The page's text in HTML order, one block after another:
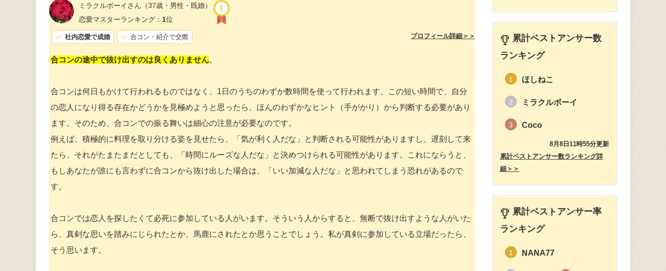
ミラクルボーイさん （37歳・男性・既婚）
恋愛マスターランキング： 1位
社内恋愛で成婚 合コン・紹介で交際 プロフィール詳細＞＞
合コンの途中で抜け出すのは良くありません。
合コンは何日もかけて行われるものではなく、1日のうちのわずか数時間を使って行われます。この短い時間で、自分
の恋人になり得る存在かどうかを見極めようと思ったら、ほんのわずかなヒント（手がかり）から判断する必要があり
ます。そのため、合コンでの振る舞いは細心の注意が必要なのです。
例えば、積極的に料理を取り分ける姿を見せたら、「気が利く人だな」と判断される可能性がありますし、遅刻して来
たら、それがたまたまだとしても、「時間にルーズな人だな」と決めつけられる可能性があります。これにならうと、
もしあなたが誰にも言わずに合コンから抜け出した場合は、「いい加減な人だな」と思われてしまう恐れがあるので
す。
合コンでは恋人を探したくて必死に参加している人がいます。そういう人からすると、無断で抜け出すような人がいた
ら、真剣な思いを踏みにじられたとか、馬鹿にされたとか思うことでしょう。私が真剣に参加している立場だったら、
そう思います。
累計ベストアンサー数
ランキング
1 ほしねこ
2 ミラクルボーイ
3 Coco
8月8日11時55分更新
累計ベストアンサー数ランキング詳
細＞＞
累計ベストアンサー率
ランキング
1 NANA77